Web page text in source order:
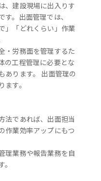
、建設現場に出入りす
。出面管理では、
」「どれくらい」作業
・労務面を管理するた
の工程管理に必要とな
あります。 出面管理の
す。
法であれば、出面担当
作業効率アップにもつ
理業務や報告業務を自